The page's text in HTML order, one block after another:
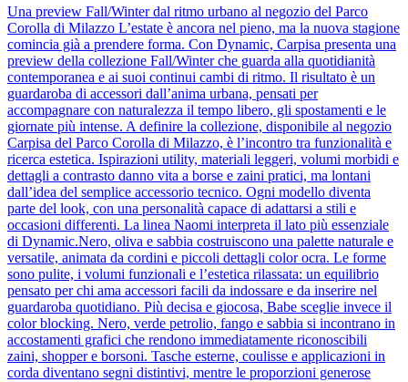
Una preview Fall/Winter dal ritmo urbano al negozio del Parco
Corolla di Milazzo L’estate è ancora nel pieno, ma la nuova stagione
comincia già a prendere forma. Con Dynamic, Carpisa presenta una
preview della collezione Fall/Winter che guarda alla quotidianità
contemporanea e ai suoi continui cambi di ritmo. Il risultato è un
guardaroba di accessori dall’anima urbana, pensati per
accompagnare con naturalezza il tempo libero, gli spostamenti e le
giornate più intense. A definire la collezione, disponibile al negozio
Carpisa del Parco Corolla di Milazzo, è l’incontro tra funzionalità e
ricerca estetica. Ispirazioni utility, materiali leggeri, volumi morbidi e
dettagli a contrasto danno vita a borse e zaini pratici, ma lontani
dall’idea del semplice accessorio tecnico. Ogni modello diventa
parte del look, con una personalità capace di adattarsi a stili e
occasioni differenti. La linea Naomi interpreta il lato più essenziale
di Dynamic.Nero, oliva e sabbia costruiscono una palette naturale e
versatile, animata da cordini e piccoli dettagli color ocra. Le forme
sono pulite, i volumi funzionali e l’estetica rilassata: un equilibrio
pensato per chi ama accessori facili da indossare e da inserire nel
guardaroba quotidiano. Più decisa e giocosa, Babe sceglie invece il
color blocking. Nero, verde petrolio, fango e sabbia si incontrano in
accostamenti grafici che rendono immediatamente riconoscibili
zaini, shopper e borsoni. Tasche esterne, coulisse e applicazioni in
corda diventano segni distintivi, mentre le proporzioni generose